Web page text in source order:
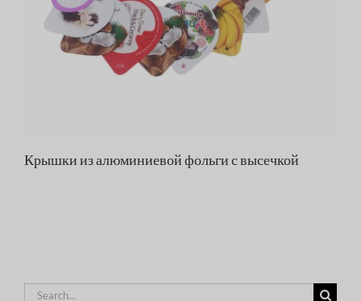
Крышки из алюминиевой фольги с высечкой
Search